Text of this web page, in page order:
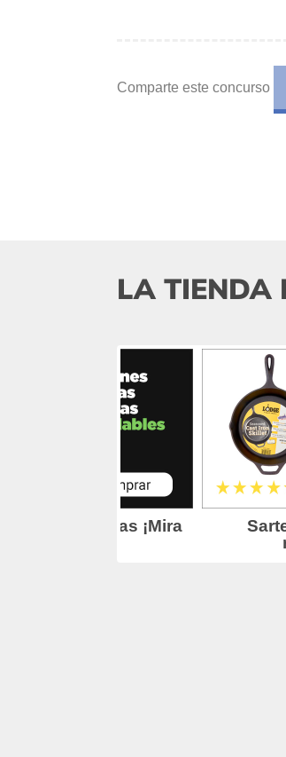
Comparte este concurso
LA TIENDA